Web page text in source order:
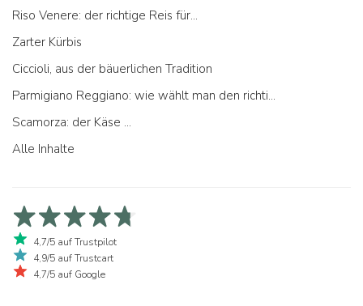
Riso Venere: der richtige Reis für...
Zarter Kürbis
Ciccioli, aus der bäuerlichen Tradition
Parmigiano Reggiano: wie wählt man den richtigen aus
Scamorza: der Käse ...
Alle Inhalte
4,7/5 auf Trustpilot
4,9/5 auf Trustcart
4,7/5 auf Google